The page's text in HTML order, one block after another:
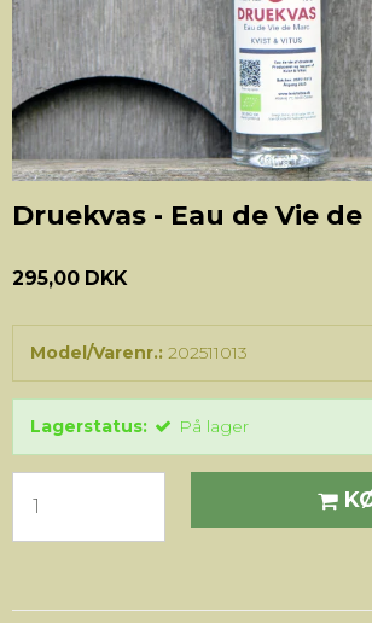
Druekvas - Eau de Vie de
295,00 DKK
Model/Varenr.: 202511013
Lagerstatus: På lager